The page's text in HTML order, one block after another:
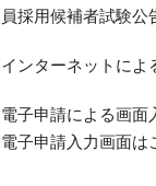
員採用候補者試験公
インターネットによ
電子申請による画面
電子申請入力画面